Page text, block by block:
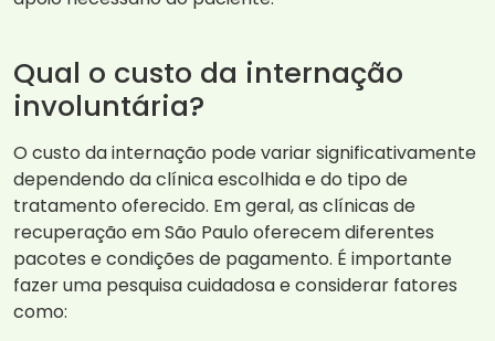
Qual o custo da internação
involuntária?
O custo da internação pode variar significativamente
dependendo da clínica escolhida e do tipo de
tratamento oferecido. Em geral, as clínicas de
recuperação em São Paulo oferecem diferentes
pacotes e condições de pagamento. É importante
fazer uma pesquisa cuidadosa e considerar fatores
como: